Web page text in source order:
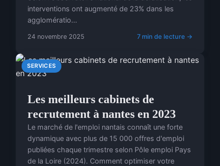
interventions ont augmenté de 23% dans les
agglomératio...
24 novembre 2025 7 min de lecture →
SERVICES
Les meilleurs cabinets de
recrutement à nantes en 2023
Le marché de l'emploi nantais connaît une forte
dynamique avec plus de 15 000 offres d'emploi
publiées chaque trimestre selon Pôle emploi Pays
de la Loire (2024). Comment optimiser votre